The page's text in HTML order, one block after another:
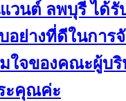
วนต์ ลพบุรี ได้รั
อย่างที่ดีในกา
ใจของคณะผู้บริ
ะคุณค่ะ